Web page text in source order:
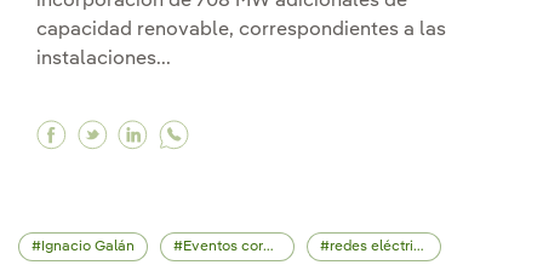
capacidad renovable, correspondientes a las
instalaciones...
Facebook Iberdrola refuerza su alianza de
Twitter Iberdrola refuerza su alianza de
Linkedin Iberdrola refuerza su alianza
Ignacio Galán Eventos corporativos redes eléctricas